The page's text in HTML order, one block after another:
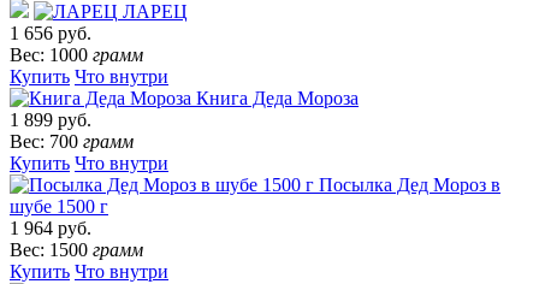
ЛАРЕЦ
1 656 руб.
Вес: 1000 грамм
Купить Что внутри
Книга Деда Мороза
1 899 руб.
Вес: 700 грамм
Купить Что внутри
Посылка Дед Мороз в
шубе 1500 г
1 964 руб.
Вес: 1500 грамм
Купить Что внутри